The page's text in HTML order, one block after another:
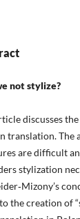
not stylize?
discusses
translation. The
are difficult
stylization
the creation of